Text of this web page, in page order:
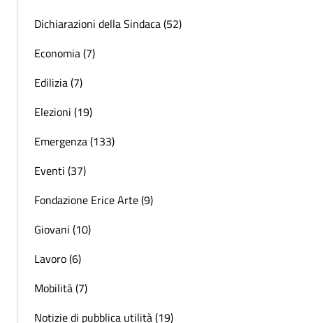
Dichiarazioni della Sindaca (52)
Economia (7)
Edilizia (7)
Elezioni (19)
Emergenza (133)
Eventi (37)
Fondazione Erice Arte (9)
Giovani (10)
Lavoro (6)
Mobilità (7)
Notizie di pubblica utilità (19)